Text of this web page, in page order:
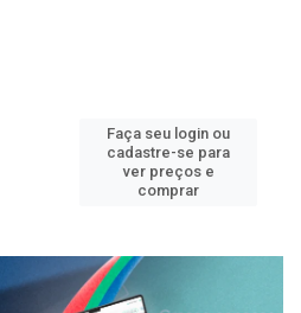
Faça seu login ou
cadastre-se para
ver preços e
comprar